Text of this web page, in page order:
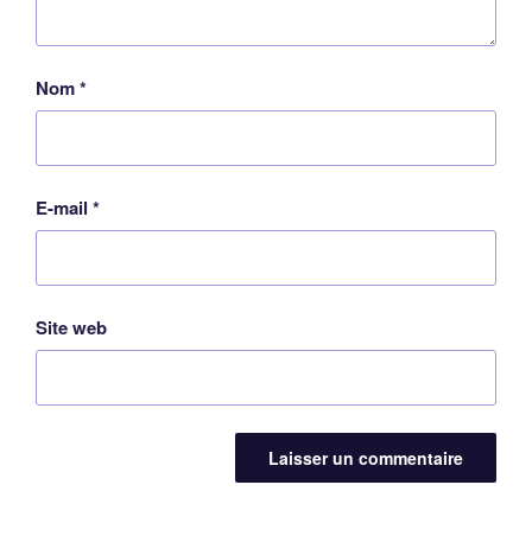
Nom*
E-mail *
Site web